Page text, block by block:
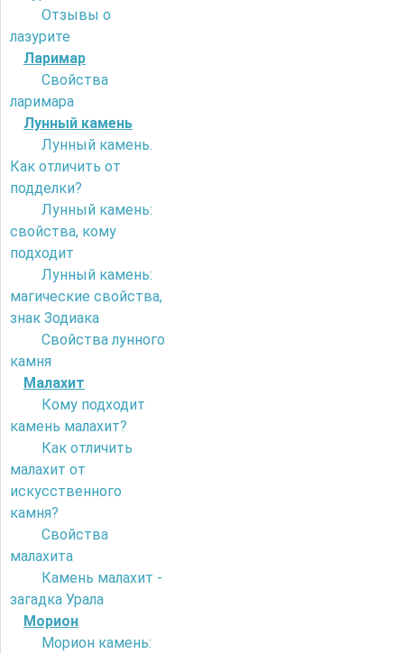
Отзывы о
лазурите
Ларимар
Свойства
ларимара
Лунный камень
Лунный камень.
Как отличить от
подделки?
Лунный камень:
свойства, кому
подходит
Лунный камень:
магические свойства,
знак Зодиака
Свойства лунного
камня
Малахит
Кому подходит
камень малахит?
Как отличить
малахит от
искусственного
камня?
Свойства
малахита
Камень малахит -
загадка Урала
Морион
Морион камень: